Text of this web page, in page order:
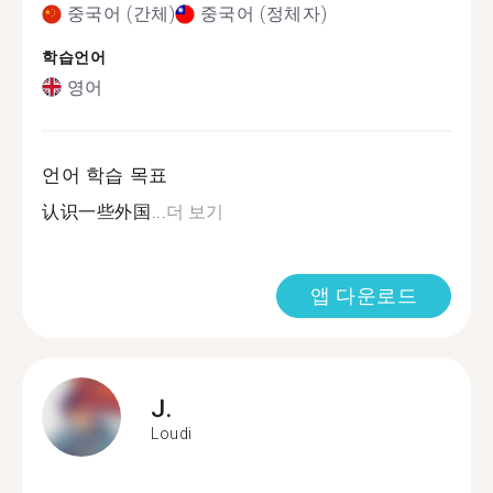
중국어 (간체) 중국어 (정체자)
학습언어
영어
언어 학습 목표
认识一些外国... 더 보기
앱 다운로드
J.
Loudi